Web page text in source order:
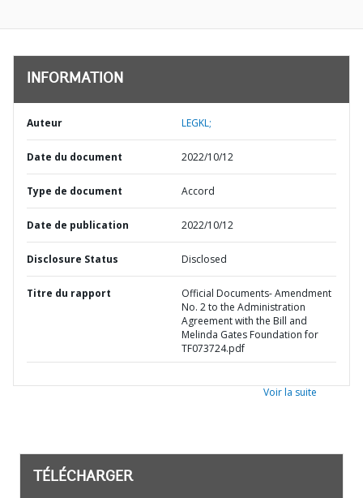
INFORMATION
Auteur LEGKL;
Date du document 2022/10/12
Type de document Accord
Date de publication 2022/10/12
Disclosure Status Disclosed
Titre du rapport
Official Documents- Amendment
No. 2 to the Administration
Agreement with the Bill and
Melinda Gates Foundation for
TF073724.pdf
Voir la suite
TÉLÉCHARGER